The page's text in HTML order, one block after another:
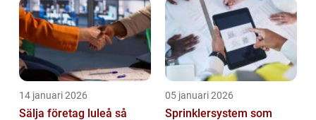
14 januari 2026
Sälja företag luleå så
05 januari 2026
Sprinklersystem som